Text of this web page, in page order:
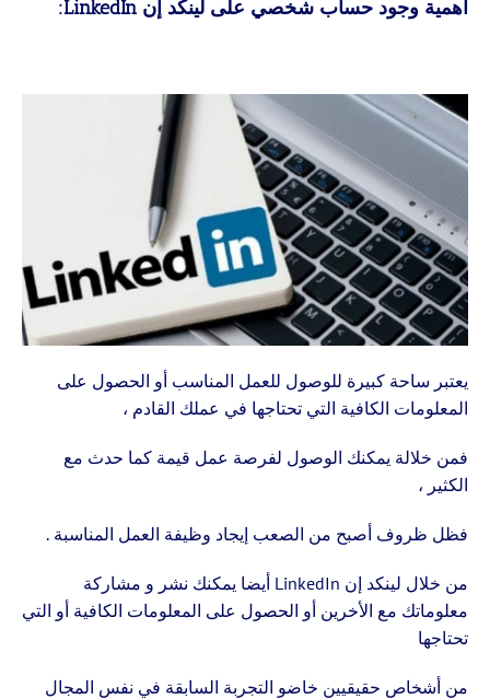
أهمية وجود حساب شخصي على لينكد إن LinkedIn:
يعتبر ساحة كبيرة للوصول للعمل المناسب أو الحصول على
المعلومات الكافية التي تحتاجها في عملك القادم ،
فمن خلالة يمكنك الوصول لفرصة عمل قيمة كما حدث مع
الكثير ،
فظل ظروف أصبح من الصعب إيجاد وظيفة العمل المناسبة .
من خلال لينكد إن LinkedIn أيضا يمكنك نشر و مشاركة
معلوماتك مع الأخرين أو الحصول على المعلومات الكافية أو التي
تحتاجها
من أشخاص حقيقيين خاضو التجربة السابقة في نفس المجال